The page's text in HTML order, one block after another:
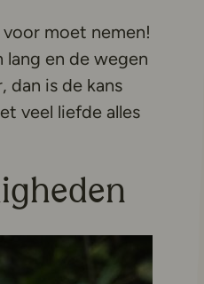
moet nemen!
lang en de wegen
dan is de kans
veel liefde alles